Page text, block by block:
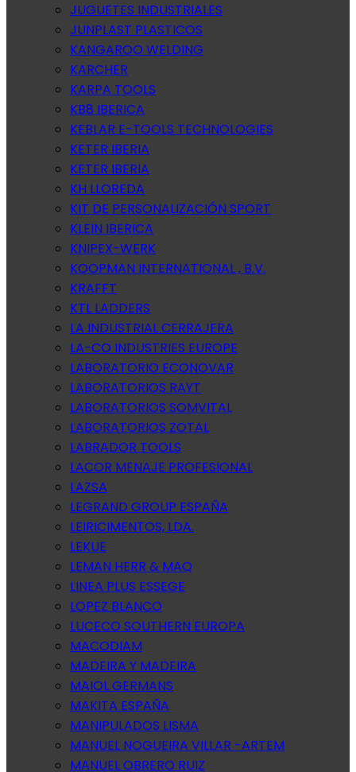
JUGUETES INDUSTRIALES
JUNPLAST PLASTICOS
KANGAROO WELDING
KARCHER
KARPA TOOLS
KB8 IBERICA
KEBLAR E-TOOLS TECHNOLOGIES
KETER IBERIA
KETER IBERIA
KH LLOREDA
KIT DE PERSONALIZACIÓN SPORT
KLEIN IBERICA
KNIPEX-WERK
KOOPMAN INTERNATIONAL , B.V.
KRAFFT
KTL LADDERS
LA INDUSTRIAL CERRAJERA
LA-CO INDUSTRIES EUROPE
LABORATORIO ECONOVAR
LABORATORIOS RAYT
LABORATORIOS SOMVITAL
LABORATORIOS ZOTAL
LABRADOR TOOLS
LACOR MENAJE PROFESIONAL
LAZSA
LEGRAND GROUP ESPAÑA
LEIRICIMENTOS, LDA.
LEKUE
LEMAN HERR & MAQ
LINEA PLUS ESSEGE
LOPEZ BLANCO
LUCECO SOUTHERN EUROPA
MACODIAM
MADEIRA Y MADEIRA
MAIOL GERMANS
MAKITA ESPAÑA
MANIPULADOS LISMA
MANUEL NOGUEIRA VILLAR -ARTEM
MANUEL OBRERO RUIZ